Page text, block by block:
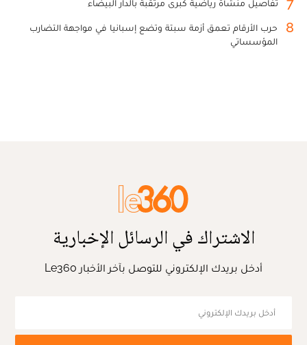
تفاصيل منشأة رياضية كبرى مرتقبة بالدار البيضاء
8
حرب الأرقام تعمق أزمة سبتة وتضع إسبانيا في مواجهة التضارب
المؤسساتي
الاشتراك في الرسائل الإخبارية
أدخل بريدك الإلكتروني للتوصل بآخر الأخبار Le360